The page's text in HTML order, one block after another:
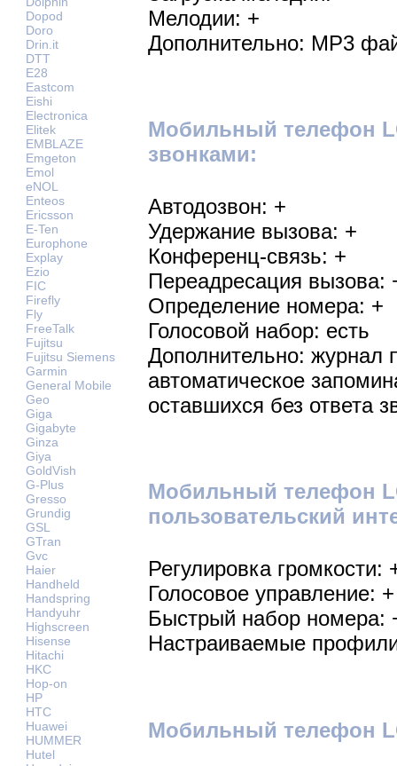
Dopod
Doro
Drin.it
DTT
E28
Eastcom
Eishi
Electronica
Elitek
EMBLAZE
Emgeton
Emol
eNOL
Enteos
Ericsson
E-Ten
Europhone
Explay
Ezio
FIC
Firefly
Fly
FreeTalk
Fujitsu
Fujitsu Siemens
Garmin
General Mobile
Geo
Giga
Gigabyte
Ginza
Giya
GoldVish
G-Plus
Gresso
Grundig
GSL
GTran
Gvc
Haier
Handheld
Handspring
Handyuhr
Highscreen
Hisense
Hitachi
HKC
Hop-on
HP
HTC
Huawei
HUMMER
Hutel
Мелодии: +
Дополнительно: MP3
Мобильный телефон
звонками:
Автодозвон: +
Удержание вызова: +
Конференц-связь: +
Переадресация вызова:
Определение номера: +
Голосовой набор: есть
Дополнительно: журнал
автоматическое
оставшихся без ответа
Мобильный телефон
пользовательский
Регулировка громкости:
Голосовое управление: +
Быстрый набор номера:
Настраиваемые
Мобильный телефон